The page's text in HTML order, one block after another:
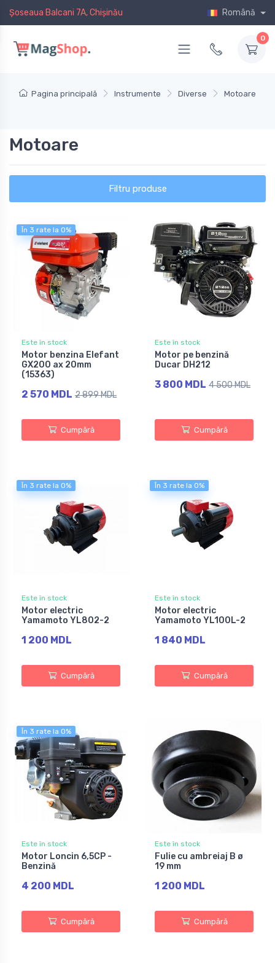
Șoseaua Balcani 7A, Chișinău Română
0
Pagina principală Instrumente Diverse Motoare
Motoare
Filtru produse
În 3 rate la 0%
Este în stock
Motor benzina Elefant
GX200 ax 20mm
(15363)
2 570 MDL 2 899 MDL
Cumpără
Este în stock
Motor pe benzină
Ducar DH212
3 800 MDL 4 500 MDL
Cumpără
În 3 rate la 0%
Este în stock
Motor electric
Yamamoto YL802-2
1 200 MDL
Cumpără
În 3 rate la 0%
Este în stock
Motor electric
Yamamoto YL100L-2
1 840 MDL
Cumpără
În 3 rate la 0%
Este în stock
Motor Loncin 6,5CP -
Benzină
4 200 MDL
Cumpără
Este în stock
Fulie cu ambreiaj B ø
19 mm
1 200 MDL
Cumpără